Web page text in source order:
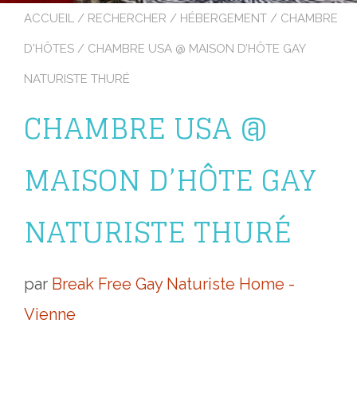
ACCUEIL / RECHERCHER / HÉBERGEMENT / CHAMBRE
D'HÔTES / CHAMBRE USA @ MAISON D’HÔTE GAY
NATURISTE THURÉ
CHAMBRE USA @
MAISON D’HÔTE GAY
NATURISTE THURÉ
par Break Free Gay Naturiste Home -
Vienne